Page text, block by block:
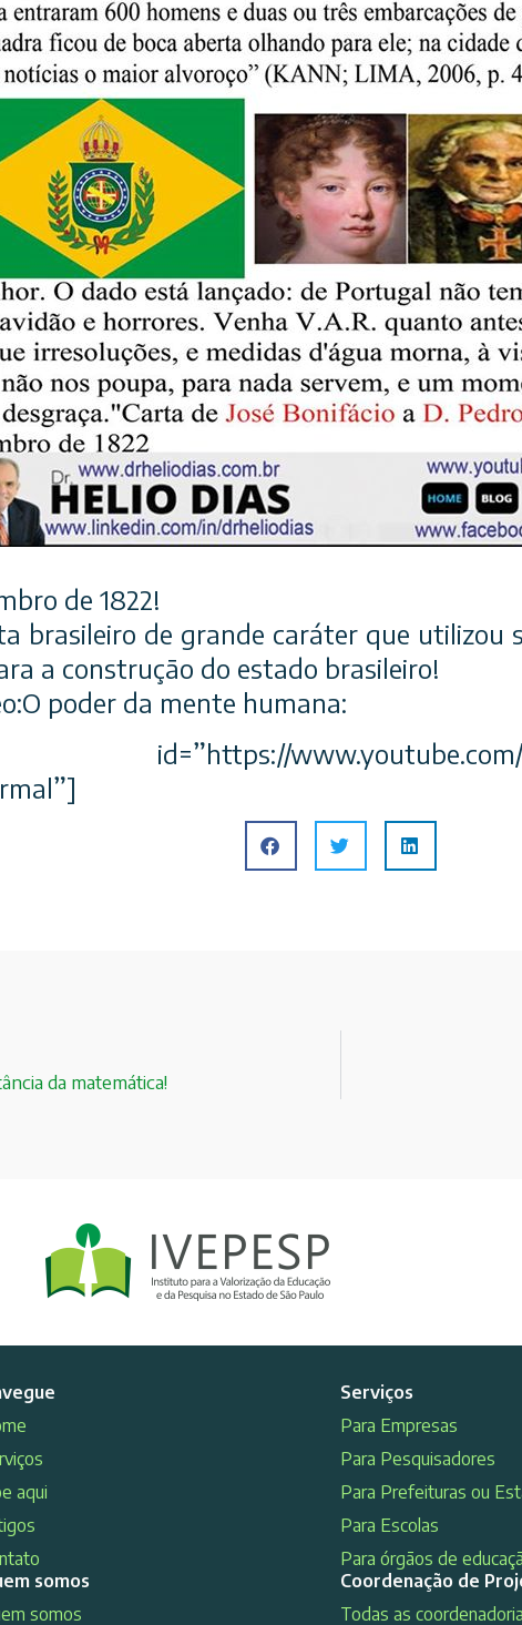
de 1822!
brasileiro de grande caráter que utilizou
a construção do estado brasileiro!
poder da mente humana:
www.youtube.com/
da matemática!
aqui
somos
somos
Serviços
Para Empresas
Para Pesquisadores
Para Prefeituras ou
Para Escolas
Para órgãos de
Coordenação de
Todas as